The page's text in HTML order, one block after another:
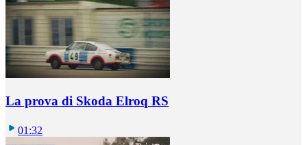
La prova di Skoda Elroq RS
01:32